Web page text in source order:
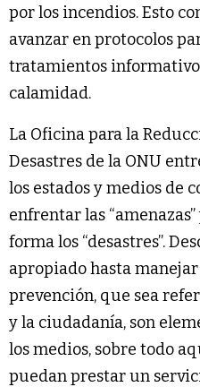
por los incendios. Esto
avanzar en protocolos
tratamientos
calamidad.
La Oficina para la
Desastres de la ONU
los estados y medios de
enfrentar las
forma los “desastres”.
apropiado hasta
prevención, que sea
y la ciudadanía, son
los medios, sobre todo
puedan prestar un